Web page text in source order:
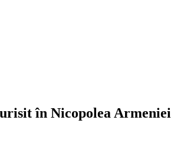
în Nicopolea Armeniei